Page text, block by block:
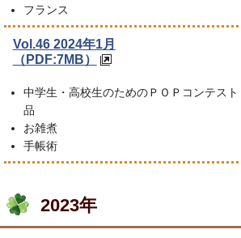
フランス
Vol.46 2024年1月
（PDF:7MB）
中学生・高校生のためのＰＯＰコンテ
品
お雑煮
手帳術
2023年